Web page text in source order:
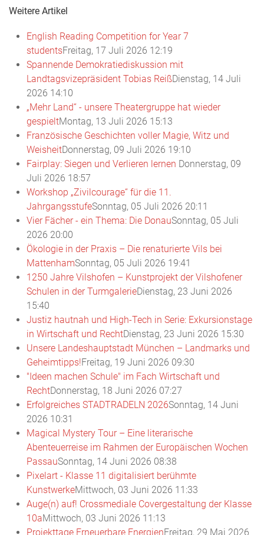
Weitere Artikel
English Reading Competition for Year 7
studentsFreitag, 17 Juli 2026 12:19
Spannende Demokratiediskussion mit
Landtagsvizepräsident Tobias ReißDienstag, 14 Juli
2026 14:10
„Mehr Land“ - unsere Theatergruppe hat wieder
gespieltMontag, 13 Juli 2026 15:13
Französische Geschichten voller Magie, Witz und
WeisheitDonnerstag, 09 Juli 2026 19:10
Fairplay: Siegen und Verlieren lernen Donnerstag, 09
Juli 2026 18:57
Workshop „Zivilcourage“ für die 11.
JahrgangsstufeSonntag, 05 Juli 2026 20:11
Vier Fächer - ein Thema: Die DonauSonntag, 05 Juli
2026 20:00
Ökologie in der Praxis – Die renaturierte Vils bei
MattenhamSonntag, 05 Juli 2026 19:41
1250 Jahre Vilshofen – Kunstprojekt der Vilshofener
Schulen in der TurmgalerieDienstag, 23 Juni 2026
15:40
Justiz hautnah und High-Tech in Serie: Exkursionstage
in Wirtschaft und RechtDienstag, 23 Juni 2026 15:30
Unsere Landeshauptstadt München – Landmarks und
Geheimtipps!Freitag, 19 Juni 2026 09:30
"Ideen machen Schule" im Fach Wirtschaft und
RechtDonnerstag, 18 Juni 2026 07:27
Erfolgreiches STADTRADELN 2026Sonntag, 14 Juni
2026 10:31
Magical Mystery Tour – Eine literarische
Abenteuerreise im Rahmen der Europäischen Wochen
PassauSonntag, 14 Juni 2026 08:38
Pixelart - Klasse 11 digitalisiert berühmte
KunstwerkeMittwoch, 03 Juni 2026 11:33
Auge(n) auf! Crossmediale Covergestaltung der Klasse
10aMittwoch, 03 Juni 2026 11:13
Projekttage Erneuerbare EnergienFreitag, 29 Mai 2026